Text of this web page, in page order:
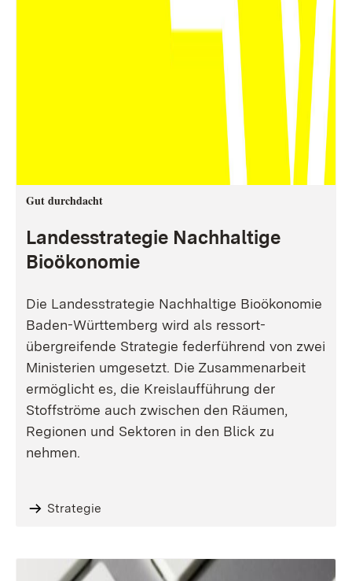
Gut durchdacht
Landesstrategie Nachhaltige
Bioökonomie
Die Landesstrategie Nachhaltige Bioökonomie
Baden-Württemberg wird als ressort-
übergreifende Strategie federführend von zwei
Ministerien umgesetzt. Die Zusammenarbeit
ermöglicht es, die Kreislaufführung der
Stoffströme auch zwischen den Räumen,
Regionen und Sektoren in den Blick zu
nehmen.
Strategie